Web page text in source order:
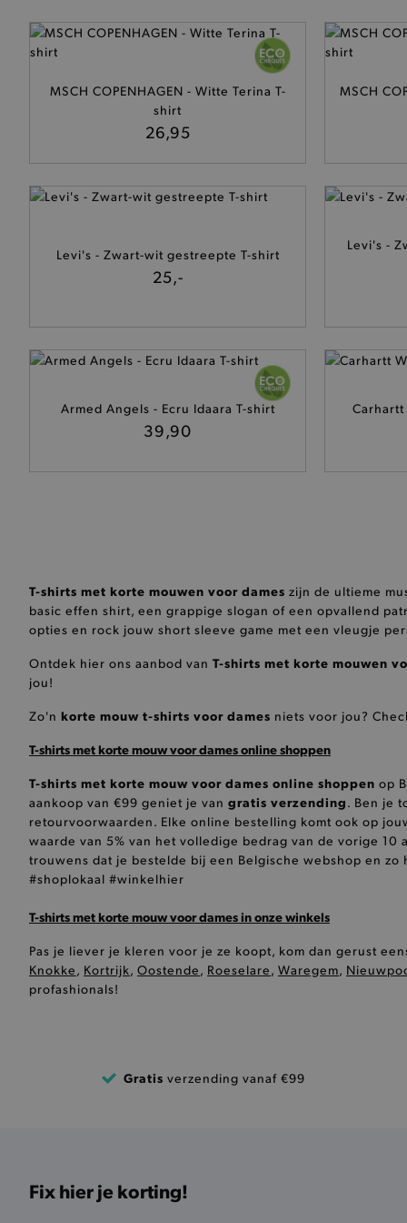
MSCH COPENHAGEN - Witte Terina T-
shirt
26,95
MSCH
Levi's - Zwart-wit gestreepte T-shirt
25,-
Levi's -
Armed Angels - Ecru Idaara T-shirt
39,90
Carhartt
T-shirts met korte mouwen voor dames zijn de ultieme
basic effen shirt, een grappige slogan of een opvallend
opties en rock jouw short sleeve game met een vleugje
Ontdek hier ons aanbod van T-shirts met korte mouwen
jou!
Zo'n korte mouw t-shirts voor dames niets voor jou?
T-shirts met korte mouw voor dames online shoppen
T-shirts met korte mouw voor dames online shoppen op
aankoop van €99 geniet je van gratis verzending. Ben je
retourvoorwaarden. Elke online bestelling komt ook op
waarde van 5% van het volledige bedrag van de vorige
trouwens dat je bestelde bij een Belgische webshop en
#shoplokaal #winkelhier
T-shirts met korte mouw voor dames in onze winkels
Pas je liever je kleren voor je ze koopt, kom dan gerust
Knokke , Kortrijk, Oostende , Roeselare , Waregem,
profashionals!
Gratis verzending vanaf €99
Fix hier je korting!
De strikt noodzakelijke
De analytische en
product-added-modal
pickupStoreVal
product-out-of-stock-
__cf_bm
mage-cache-sessid
last_visited_store
mage-messages
CookieScriptConsent
PHPSESSID
Google Privacy